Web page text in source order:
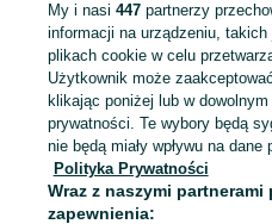
Mapa kategorii
Mapa miejscowości
Mapa ministron
Popularne wyszukiwania
My i nasi 447partnerzy
informacji na urządzeniu,
plikach cookie w celu
Użytkownik może
klikając poniżej lub w
prywatności. Te wybory będą
nie będą miały wpływu na dane
Polityka Prywatności
Wraz z naszymi
zapewnienia: